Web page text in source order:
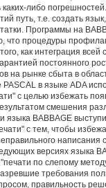
либо
путь, т.е. создать
Программы на
что процедуры
как интеграция
постоянного
на рынке сбыта в
PASCAL в языке ADA
с целью избежать
смешения
языка BABBAGE
с тем, чтобы
написания
версиях языка
по слепому
требования
правильность